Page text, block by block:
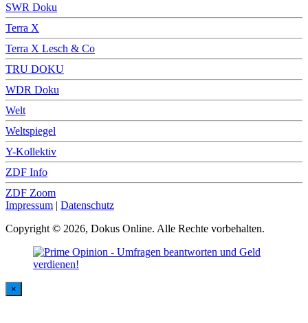
SWR Doku
Terra X
Terra X Lesch & Co
TRU DOKU
WDR Doku
Welt
Weltspiegel
Y-Kollektiv
ZDF Info
ZDF Zoom
Impressum | Datenschutz
Copyright © 2026, Dokus Online. Alle Rechte vorbehalten.
×